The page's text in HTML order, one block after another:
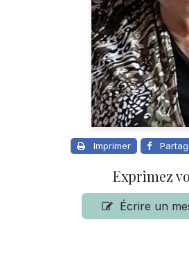
Imprimer
Exprimez
Écrire un